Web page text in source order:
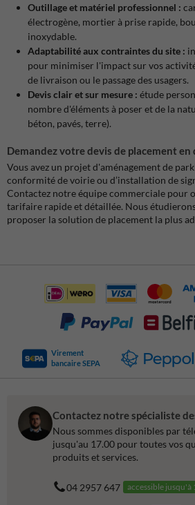
Outillage et matériel professionnel :
électrogène, mortier à prise rapide,
inoxydable.
Adaptabilité aux contraintes du site :
pour minimiser l'impact sur vos
de livraison ou le passage des usagers.
Devis clair et sur mesure : étude
nombre d'éléments à poser et de la
béton, pavés, terre).
Demandez votre devis de placement en
Vous avez un projet d'aménagement de
conformité de voirie ou d’installation de
Contactez notre équipe commerciale pour
tarifaire rapide et détaillée. Nous
proposer la solution de placement la plus
Virement
bancaire SEPA
Contactez notre spécialiste
Nous sommes disponibles par
jusqu'au 17.00 pour toutes vos
produits et services.
04 2957 647 accessible jusqu'à